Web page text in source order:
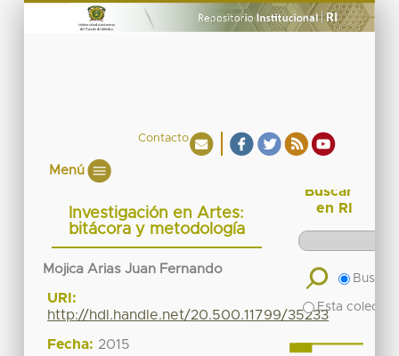
Contacto
Menú
Investigación en Artes:
bitácora y metodología
Mojica Arias Juan Fernando
URI:
http://hdl.handle.net/20.500.11799/35233
Fecha: 2015
Buscar
en RI
Buscar
Esta